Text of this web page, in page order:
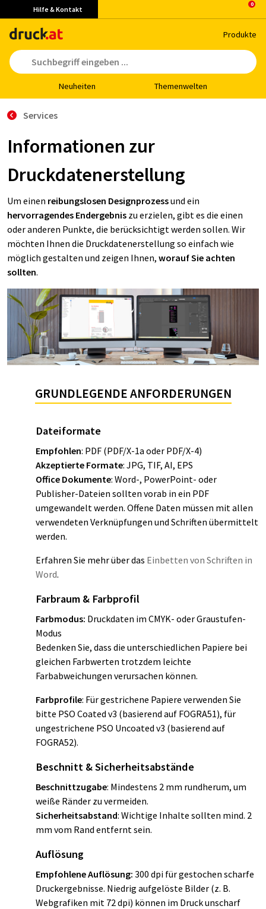
Hilfe & Kontakt
Pro­duk­te
Neu­hei­ten The­men­wel­ten
Services
Informationen zur
Druckdatenerstellung
Um einen reibungslosen Designprozessund ein
hervorragendes Endergebnis zu erzielen, gibt es die einen
oder anderen Punkte, die berücksichtigt werden sollen. Wir
möchten Ihnen die Druckdatenerstellung so einfach wie
möglich gestalten und zeigen Ihnen, worauf Sie achten
sollten.
GRUNDLEGENDE ANFORDERUNGEN
Dateiformate
Empfohlen: PDF (PDF/X-1a oder PDF/X-4)
Akzeptierte Formate: JPG, TIF, AI, EPS
Office Dokumente: Word-, PowerPoint- oder
Publisher-Dateien sollten vorab in ein PDF
umgewandelt werden. Offene Daten müssen mit allen
verwendeten Verknüpfungen und Schriften übermittelt
werden.
Erfahren Sie mehr über das Einbetten von Schriften in
Word.
Farbraum & Farbprofil
Farbmodus: Druckdaten im CMYK- oder Graustufen-
Modus
Bedenken Sie, dass die unterschiedlichen Papiere bei
gleichen Farbwerten trotzdem leichte
Farbabweichungen verursachen können.
Farbprofile: Für gestrichene Papiere verwenden Sie
bitte PSO Coated v3 (basierend auf FOGRA51), für
ungestrichene PSO Uncoated v3 (basierend auf
FOGRA52).
Beschnitt & Sicherheitsabstände
Beschnittzugabe: Mindestens 2 mm rundherum, um
weiße Ränder zu vermeiden.
Sicherheitsabstand: Wichtige Inhalte sollten mind. 2
mm vom Rand entfernt sein.
Auflösung
Empfohlene Auflösung: 300 dpi für gestochen scharfe
Druckergebnisse. Niedrig aufgelöste Bilder (z. B.
Webgrafiken mit 72 dpi) können im Druck unscharf